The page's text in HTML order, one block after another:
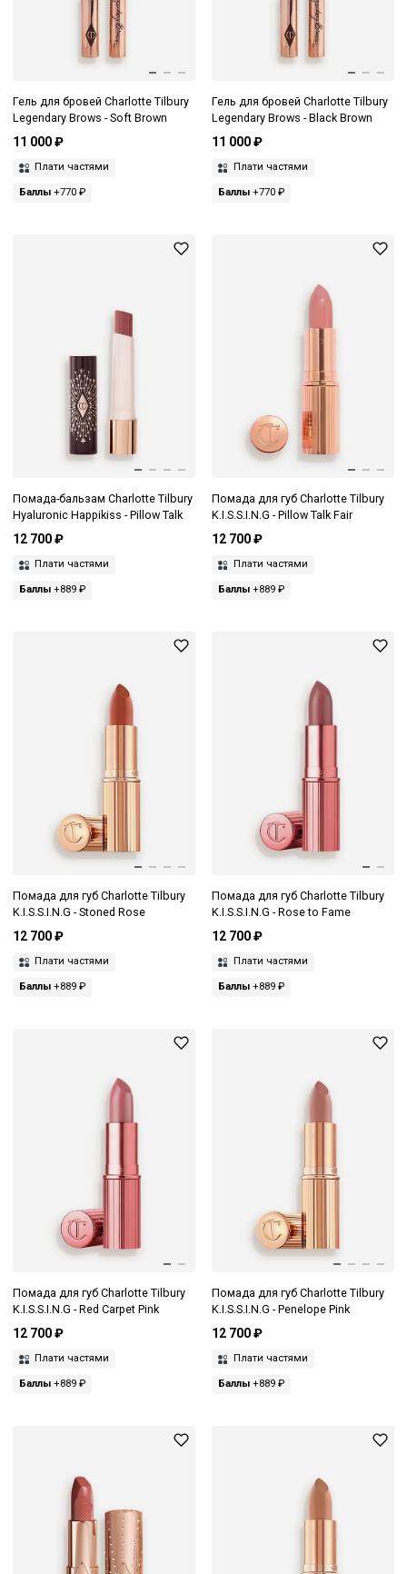
Гель для бровей Charlotte Tilbury
Legendary Brows - Soft Brown
11 000 ₽
Плати частями
Баллы +770 ₽
Гель для бровей Charlotte Tilbury
Legendary Brows - Black Brown
11 000 ₽
Плати частями
Баллы+770 ₽
Помада-бальзам Charlotte Tilbury
Hyaluronic Happikiss - Pillow Talk
12 700 ₽
Плати частями
Баллы +889 ₽
Помада для губ Charlotte Tilbury
K.I.S.S.I.N.G - Pillow Talk Fair
12 700 ₽
Плати частями
Баллы+889 ₽
Помада для губ Charlotte Tilbury
K.I.S.S.I.N.G - Stoned Rose
12 700 ₽
Плати частями
Баллы +889 ₽
Помада для губ Charlotte Tilbury
K.I.S.S.I.N.G - Rose to Fame
12 700 ₽
Плати частями
Баллы+889 ₽
Помада для губ Charlotte Tilbury
K.I.S.S.I.N.G - Red Carpet Pink
12 700 ₽
Плати частями
Баллы +889 ₽
Помада для губ Charlotte Tilbury
K.I.S.S.I.N.G - Penelope Pink
12 700 ₽
Плати частями
Баллы+889 ₽